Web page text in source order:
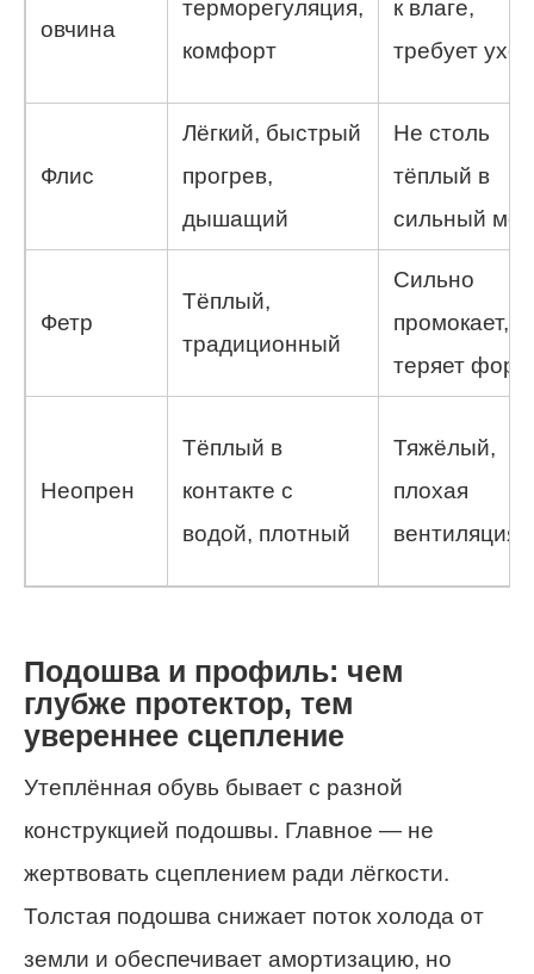
овчина
терморегуляция,
комфорт
к влаге,
требует
Флис
Лёгкий, быстрый
прогрев,
дышащий
Не столь
тёплый в
сильный
Фетр
Тёплый,
традиционный
Сильно
промокает,
теряет
Неопрен
Тёплый в
контакте с
водой, плотный
Тяжёлый,
плохая
вентиляция
Подошва и профиль: чем
глубже протектор, тем
увереннее сцепление
Утеплённая обувь бывает с разной
конструкцией подошвы. Главное — не
жертвовать сцеплением ради лёгкости.
Толстая подошва снижает поток холода от
земли и обеспечивает амортизацию, но